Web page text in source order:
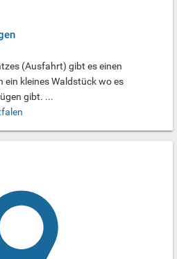
(Ausfahrt) gibt es einen
ein kleines Waldstück wo es
gibt. ...